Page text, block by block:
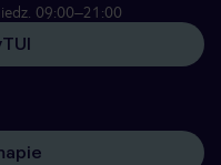
09:00–21:00